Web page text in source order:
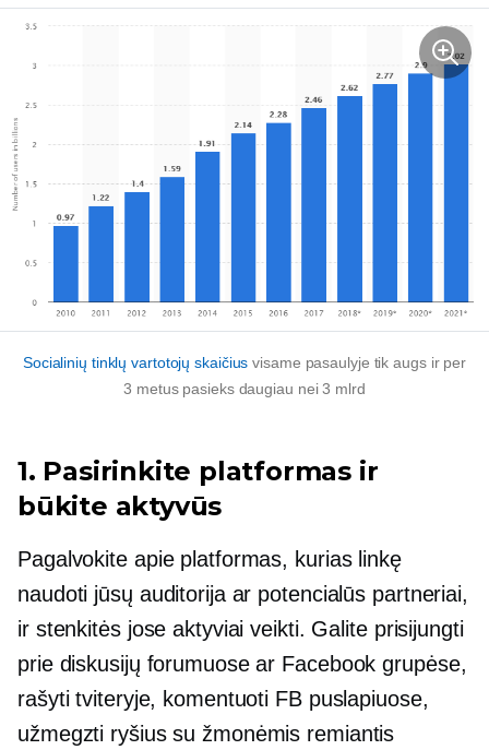
Socialinių tinklų vartotojų skaičius visame pasaulyje tik augs ir per
3 metus pasieks daugiau nei 3 mlrd
1. Pasirinkite platformas ir
būkite aktyvūs
Pagalvokite apie platformas, kurias linkę
naudoti jūsų auditorija ar potencialūs partneriai,
ir stenkitės jose aktyviai veikti. Galite prisijungti
prie diskusijų forumuose ar Facebook grupėse,
rašyti tviteryje, komentuoti FB puslapiuose,
užmegzti ryšius su žmonėmis remiantis